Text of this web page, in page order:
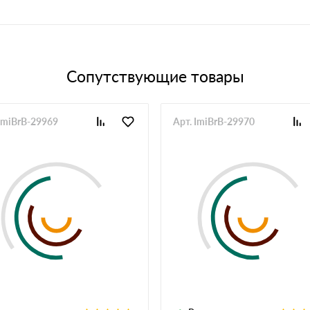
Сопутствующие товары
29969 Арт. ImiBrB-29970